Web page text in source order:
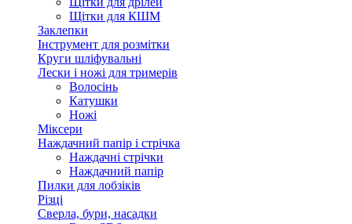
Щітки для КШМ
Заклепки
Інструмент для розмітки
Круги шліфувальні
Лески і ножі для тримерів
Волосінь
Катушки
Ножі
Міксери
Наждачний папір і стрічка
Наждачні стрічки
Наждачний папір
Пилки для лобзіків
Різці
Сверла, бури, насадки